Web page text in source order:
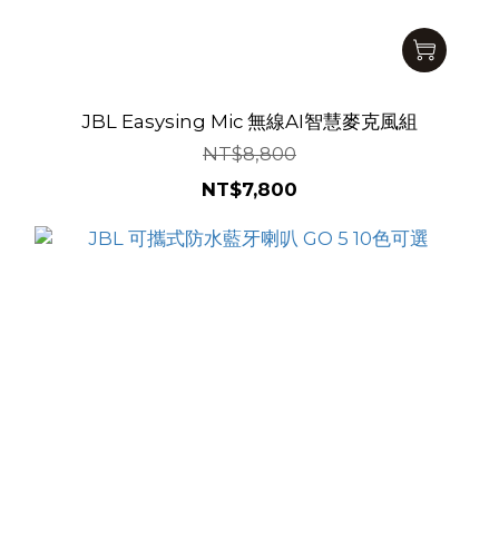
JBL Easysing Mic 無線AI智慧麥克風組
NT$8,800
NT$7,800